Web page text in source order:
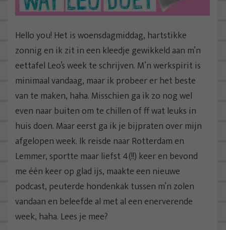
Hello you! Het is woensdagmiddag, hartstikke
zonnig en ik zit in een kleedje gewikkeld aan m’n
eettafel Leo’s week te schrijven. M’n werkspirit is
minimaal vandaag, maar ik probeer er het beste
van te maken, haha. Misschien ga ik zo nog wel
even naar buiten om te chillen of ff wat leuks in
huis doen. Maar eerst ga ik je bijpraten over mijn
afgelopen week. Ik reisde naar Rotterdam en
Lemmer, sportte maar liefst 4(!!) keer en bevond
me één keer op glad ijs, maakte een nieuwe
podcast, peuterde hondenkak tussen m’n zolen
vandaan en beleefde al met al een enerverende
week, haha. Lees je mee?